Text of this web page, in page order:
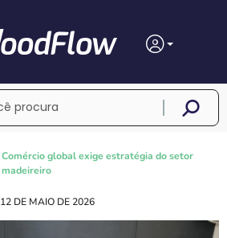
Comércio global exige estratégia do setor
madeireiro
12 DE MAIO DE 2026